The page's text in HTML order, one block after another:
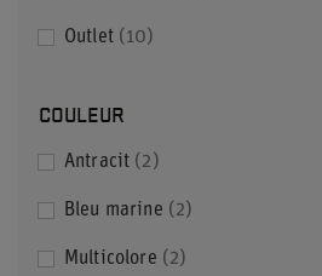
Outlet 10
COULEUR
Antracit 2
Bleu marine 2
Multicolore 2